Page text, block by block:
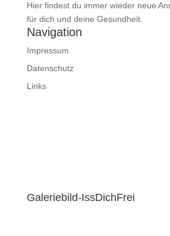
Hier findest du immer wieder neue
für dich und deine Gesundheit.
Navigation
Impressum
Datenschutz
Links
Galeriebild-IssDichFrei